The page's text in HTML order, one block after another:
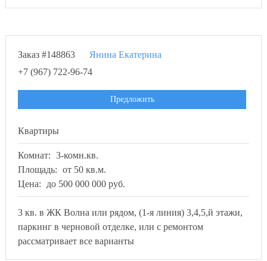
Заказ #148863
Янина Екатерина
+7 (967) 722-96-74
Предложить
Квартиры
Комнат: 3-комн.кв.
Площадь: от 50 кв.м.
Цена:
до 500 000 000 руб.
3 кв. в ЖК Волна или рядом, (1-я линия) 3,4,5,й этажи,
паркинг в черновой отделке, или с ремонтом
рассматривает все варианты